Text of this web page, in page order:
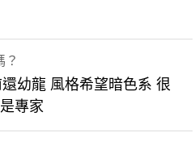
？
幼龍 風格希望暗色系 很
專家